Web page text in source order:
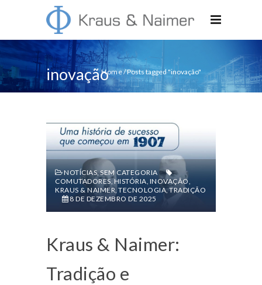
inovaçãoHome/Posts tagged "inovação"
NOTÍCIAS,SEM CATEGORIA
COMUTADORES,HISTÓRIA INOVAÇÃO
KRAUS & NAIMER TECNOLOGIA,TRADIÇÃO
8 DE DEZEMBRO DE 2025
Kraus & Naimer:
Tradição e